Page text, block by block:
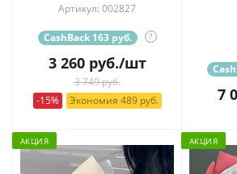
Артикул: 002827
CashBack 163 руб. ?
3 260руб./шт
3 749 руб.
-15%
Экономия 489 руб. 7
АКЦИЯ АКЦИЯ